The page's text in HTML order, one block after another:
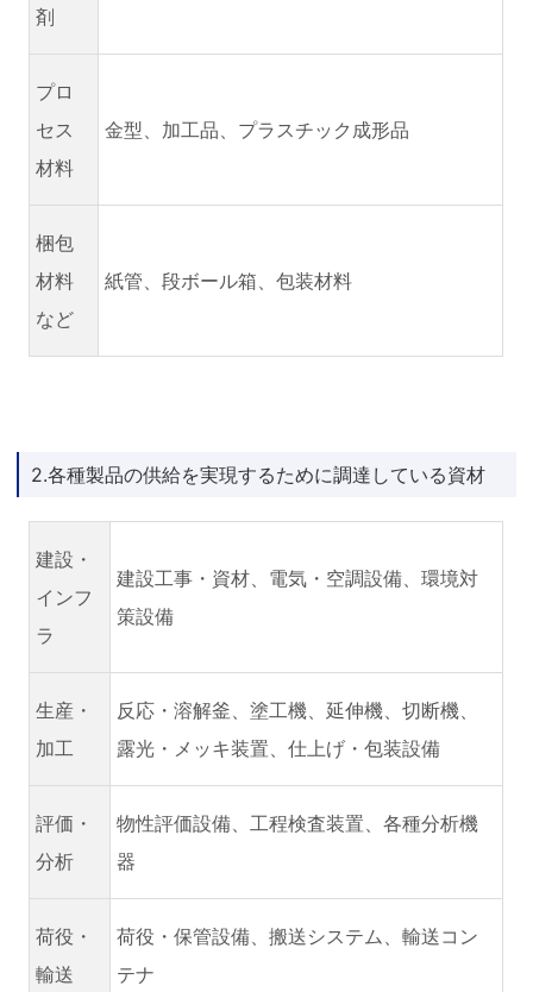
剤
プロ
セス
材料
金型、加工品、プラスチック成形品
梱包
材料
など
紙管、段ボール箱、包装材料
2.各種製品の供給を実現するために調達している資材
建設・
インフ
ラ
建設工事・資材、電気・空調設備、環境対
策設備
生産・
加工
反応・溶解釜、塗工機、延伸機、切断機、
露光・メッキ装置、仕上げ・包装設備
評価・
分析
物性評価設備、工程検査装置、各種分析機
器
荷役・
輸送
荷役・保管設備、搬送システム、輸送コン
テナ